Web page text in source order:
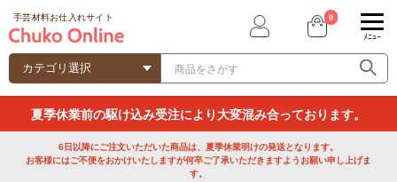
手芸材料お仕入れサイト 0
ﾒﾆｭｰ
夏季休業前の駆け込み受注により大変混み合っております。
6日以降にご注文いただいた商品は、夏季休業明けの発送となります。
お客様にはご不便をおかけいたしますが何卒ご了承いただきますようお願い申し上げま
す。